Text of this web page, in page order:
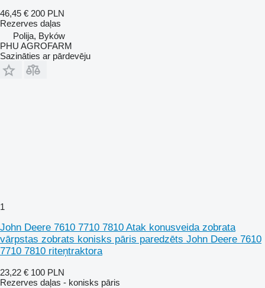
46,45 € 200 PLN
Rezerves daļas
Polija, Byków
PHU AGROFARM
Sazināties ar pārdevēju
1
John Deere 7610 7710 7810 Atak konusveida zobrata
vārpstas zobrats konisks pāris paredzēts John Deere 7610
7710 7810 riteņtraktora
23,22 € 100 PLN
Rezerves daļas - konisks pāris